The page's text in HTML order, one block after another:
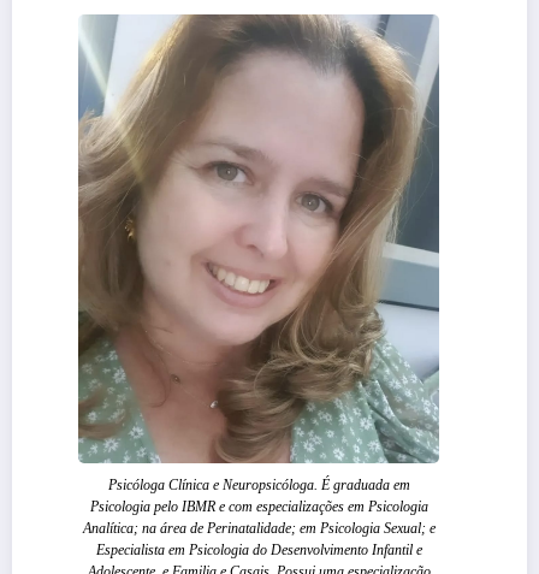
Psicóloga Clínica e Neuropsicóloga. É graduada em
Psicologia pelo IBMR e com especializações em Psicologia
Analítica; na área de Perinatalidade; em Psicologia Sexual; e
Especialista em Psicologia do Desenvolvimento Infantil e